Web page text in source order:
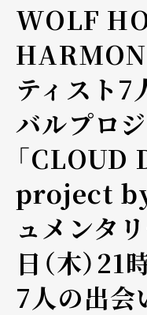
WOLF
ティスト7
バルプロ
「CLOUD
project
ュメンタ
日（木）21
7人の出会